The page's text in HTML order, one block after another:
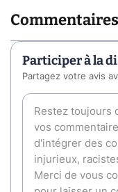
Commentaires
Participer à la
Partagez votre avis